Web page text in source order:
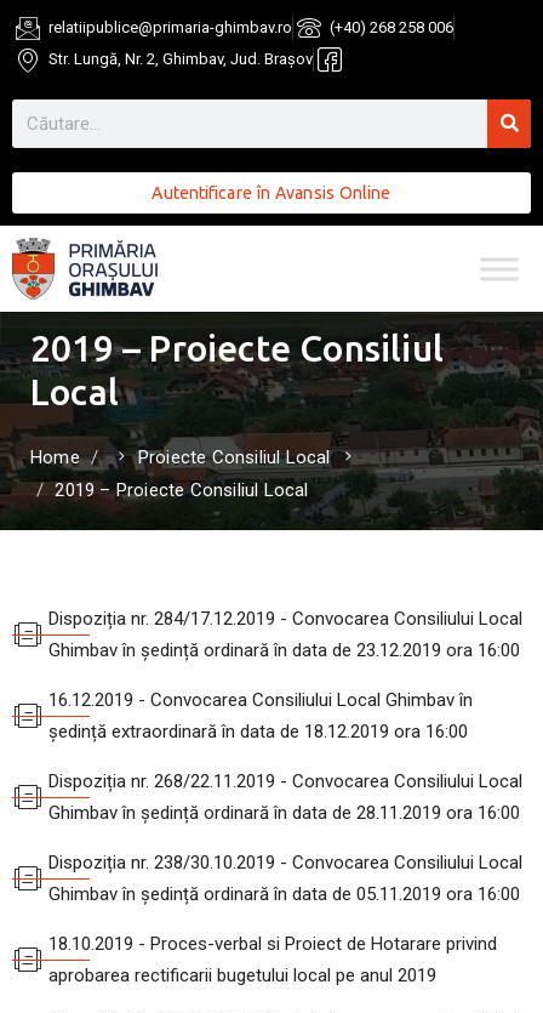
relatiipublice@primaria-ghimbav.ro
(+40) 268 258 006
Str. Lungă, Nr. 2, Ghimbav, Jud. Brașov
Autentificare în Avansis Online
2019 – Proiecte Consiliul
Local
Home
Proiecte Consiliul Local
2019 – Proiecte Consiliul Local
Dispoziția nr. 284/17.12.2019 - Convocarea Consiliului Local
Ghimbav în ședință ordinară în data de 23.12.2019 ora 16:00
16.12.2019 - Convocarea Consiliului Local Ghimbav în
ședință extraordinară în data de 18.12.2019 ora 16:00
Dispoziția nr. 268/22.11.2019 - Convocarea Consiliului Local
Ghimbav în ședință ordinară în data de 28.11.2019 ora 16:00
Dispoziția nr. 238/30.10.2019 - Convocarea Consiliului Local
Ghimbav în ședință ordinară în data de 05.11.2019 ora 16:00
18.10.2019 - Proces-verbal si Proiect de Hotarare privind
aprobarea rectificarii bugetului local pe anul 2019